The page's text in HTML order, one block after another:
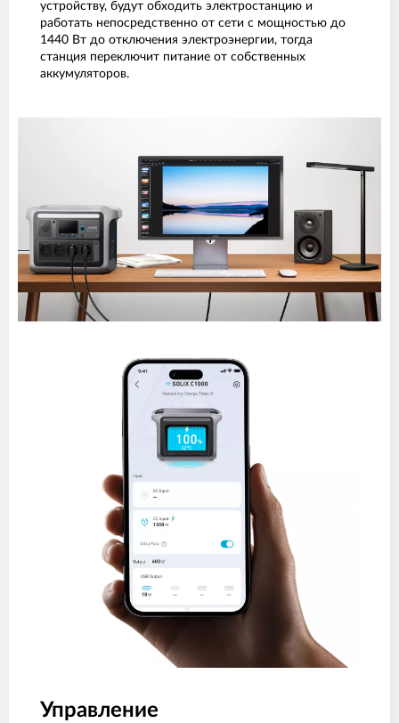
устройству, будут обходить электростанцию и
работать непосредственно от сети с мощностью до
1440 Вт до отключения электроэнергии, тогда
станция переключит питание от собственных
аккумуляторов.
Управление